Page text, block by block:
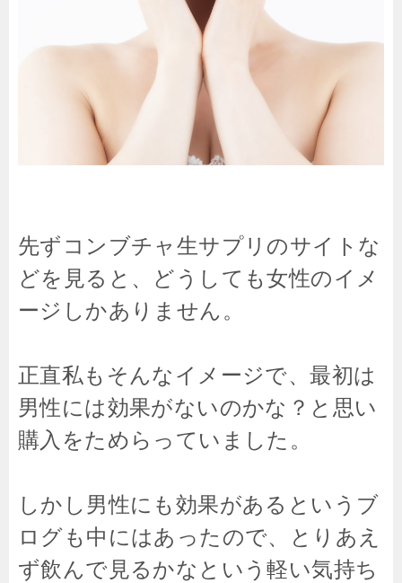
先ずコンブチャ生サプリのサイトな
どを見ると、どうしても女性のイメ
ージしかありません。
正直私もそんなイメージで、最初は
男性には効果がないのかな？と思い
購入をためらっていました。
しかし男性にも効果があるというブ
ログも中にはあったので、とりあえ
ず飲んで見るかなという軽い気持ち